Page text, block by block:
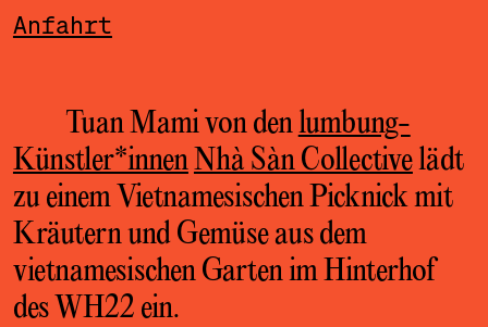
Anfahrt
Tuan Mami von denlumbung-
Künstler*innenNhà Sàn Collectivelädt
zu einem Vietnamesischen Picknick mit
Kräutern und Gemüse aus dem
vietnamesischen Garten im Hinterhof
des WH22 ein.